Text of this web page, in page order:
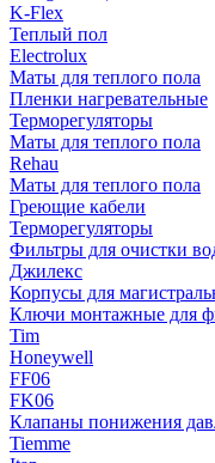
K-Flex
Теплый пол
Electrolux
Маты для теплого пола
Пленки нагревательные
Терморегуляторы
Маты для теплого пола
Rehau
Маты для теплого пола
Греющие кабели
Терморегуляторы
Фильтры для очистки
Джилекс
Корпусы для
Ключи монтажные для
Tim
Honeywell
FF06
FK06
Клапаны понижения
Tiemme